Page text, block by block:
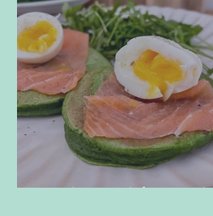
Galettes d'épinards